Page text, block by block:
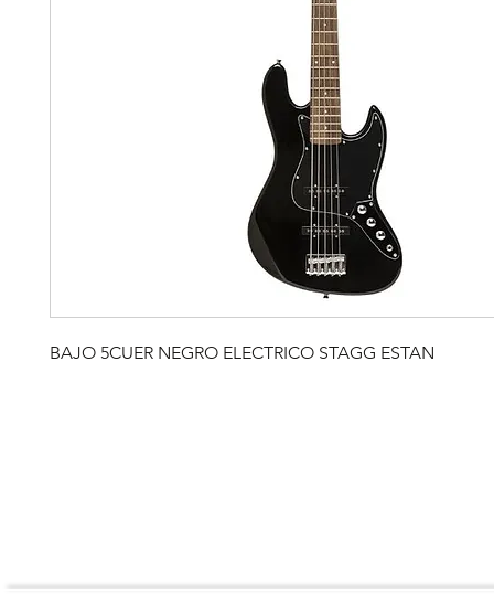
BAJO 5CUER NEGRO ELECTRICO STAGG ESTAN